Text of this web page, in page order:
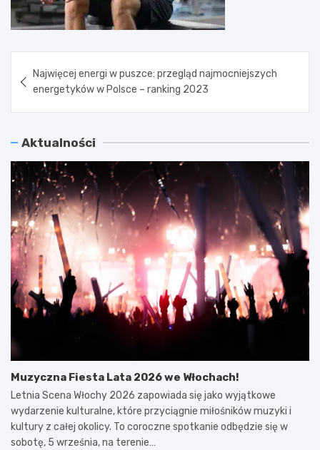
wpisu
Najwięcej energi w puszce: przegląd najmocniejszych
energetyków w Polsce – ranking 2023
Aktualności
Muzyczna Fiesta Lata 2026 we Włochach!
Letnia Scena Włochy 2026 zapowiada się jako wyjątkowe
wydarzenie kulturalne, które przyciągnie miłośników muzyki i
kultury z całej okolicy. To coroczne spotkanie odbędzie się w
sobotę, 5 września, na terenie…